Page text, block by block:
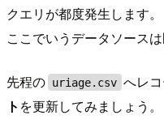
クエリが都度発生します。
ここでいうデータソース
先程の uriage.csv へレコ
ト を更新してみましょう。